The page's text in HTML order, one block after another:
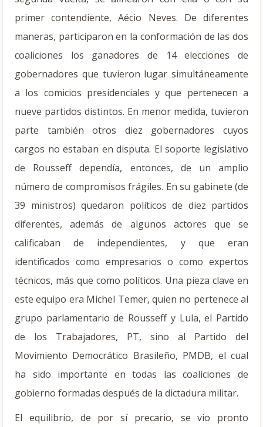
primer contendiente, Aécio Neves. De diferentes
maneras, participaron en la conformación de las dos
coaliciones los ganadores de 14 elecciones de
gobernadores que tuvieron lugar simultáneamente
a los comicios presidenciales y que pertenecen a
nueve partidos distintos. En menor medida, tuvieron
parte también otros diez gobernadores cuyos
cargos no estaban en disputa. El soporte legislativo
de Rousseff dependía, entonces, de un amplio
número de compromisos frágiles. En su gabinete (de
39 ministros) quedaron políticos de diez partidos
diferentes, además de algunos actores que se
calificaban de independientes, y que eran
identificados como empresarios o como expertos
técnicos, más que como políticos. Una pieza clave en
este equipo era Michel Temer, quien no pertenece al
grupo parlamentario de Rousseff y Lula, el Partido
de los Trabajadores, PT, sino al Partido del
Movimiento Democrático Brasileño, PMDB, el cual
ha sido importante en todas las coaliciones de
gobierno formadas después de la dictadura militar.
El equilibrio, de por sí precario, se vio pronto